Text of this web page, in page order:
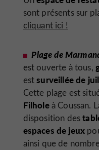
sont présents sur
cliquant ici !
Plage de
est ouverte à tous,
estsurveillée de
Cette plage est
Filholeà Coussan.
disposition des
espaces de jeux
ainsi que de